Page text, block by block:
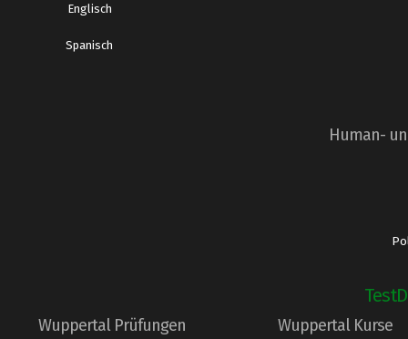
Englisch
Spanisch
Human-
Wuppertal Prüfungen Wuppertal Kurse